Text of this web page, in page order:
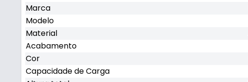
Marca
Modelo
Material
Acabamento
Cor
Capacidade de Carga